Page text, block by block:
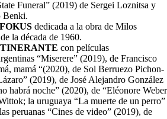
Funeral” (2019) de Sergei Loznitsa y
Benki.
FOKUS dedicada a la obra de Milos
la década de 1960.
con películas
“Miserere” (2019), de Francisco
mamá “(2020), de Sol Berruezo Pichon-
(2019), de José Alejandro González
habrá noche” (2020), de “Eléonore Weber
la uruguaya “La muerte de un perro”
peruanas “Cines de video” (2019), de